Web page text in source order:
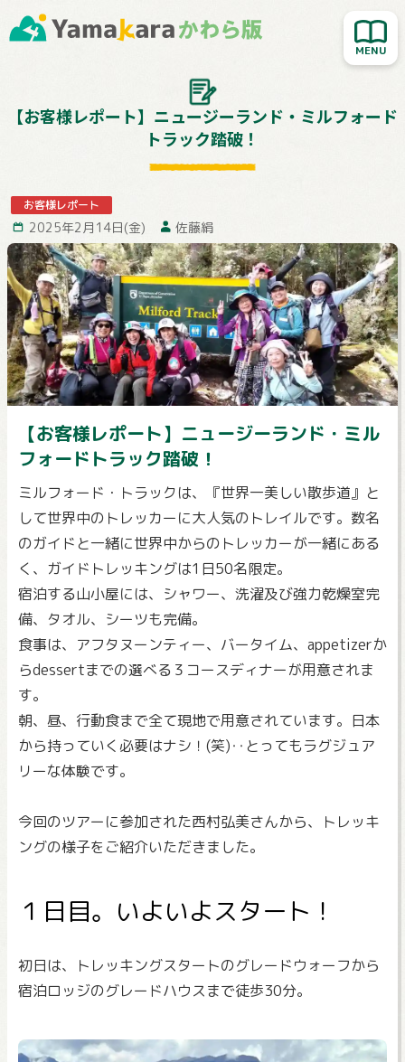
新着記事を読む
Yamakara登山教室
お客様レポート
Yamakaraサイト
お問い合わせ
【お客様レポート】ニュージーランド・ミルフォード
トラック踏破！
お客様レポート
2025年2月14日(金) 佐藤絹
【お客様レポート】ニュージーランド・ミル
フォードトラック踏破！
ミルフォード・トラックは、『世界一美しい散歩道』と
して世界中のトレッカーに大人気のトレイルです。数名
のガイドと一緒に世界中からのトレッカーが一緒にある
く、ガイドトレッキングは1日50名限定。
宿泊する山小屋には、シャワー、洗濯及び強力乾燥室完
備、タオル、シーツも完備。
食事は、アフタヌーンティー、バータイム、appetizerか
らdessertまでの選べる３コースディナーが用意されま
す。
朝、昼、行動食まで全て現地で用意されています。日本
から持っていく必要はナシ！(笑)‥とってもラグジュア
リーな体験です。
今回のツアーに参加された西村弘美さんから、トレッキ
ングの様子をご紹介いただきました。
１日目。いよいよスタート！
初日は、トレッキングスタートのグレードウォーフから
宿泊ロッジのグレードハウスまで徒歩30分。